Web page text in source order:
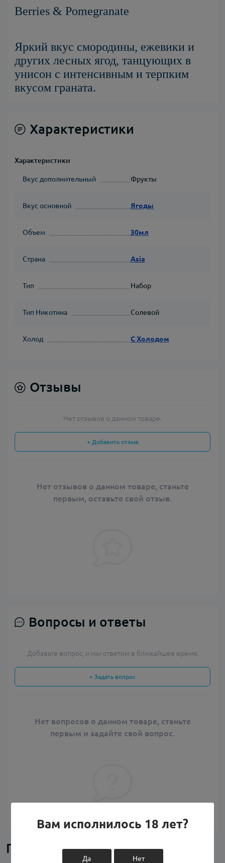
Berries & Pomegranate
Яркий вкус смородины, ежевики и
других лесных ягод, танцующих в
унисон с интенсивным и терпким
вкусом граната.
Характеристики
Характеристики
Вкус дополнительный Фрукты
Вкус основной Ягоды
Объем 30мл
Страна Asia
Тип Набор
Тип Никотина Солевой
Холод С Холодом
Отзывы
Нет отзывов о данном товаре.
+ Добавить отзыв
Нет отзывов о данном товаре, станьте
первым, оставьте свой отзыв.
Вопросы и ответы
Добавьте вопрос, и мы ответим в ближайшее время.
+ Задать вопрос
Нет вопросов о данном товаре, станьте
первым и задайте свой вопрос.
Похожие товары
Вам исполнилось 18 лет?
Да Нет